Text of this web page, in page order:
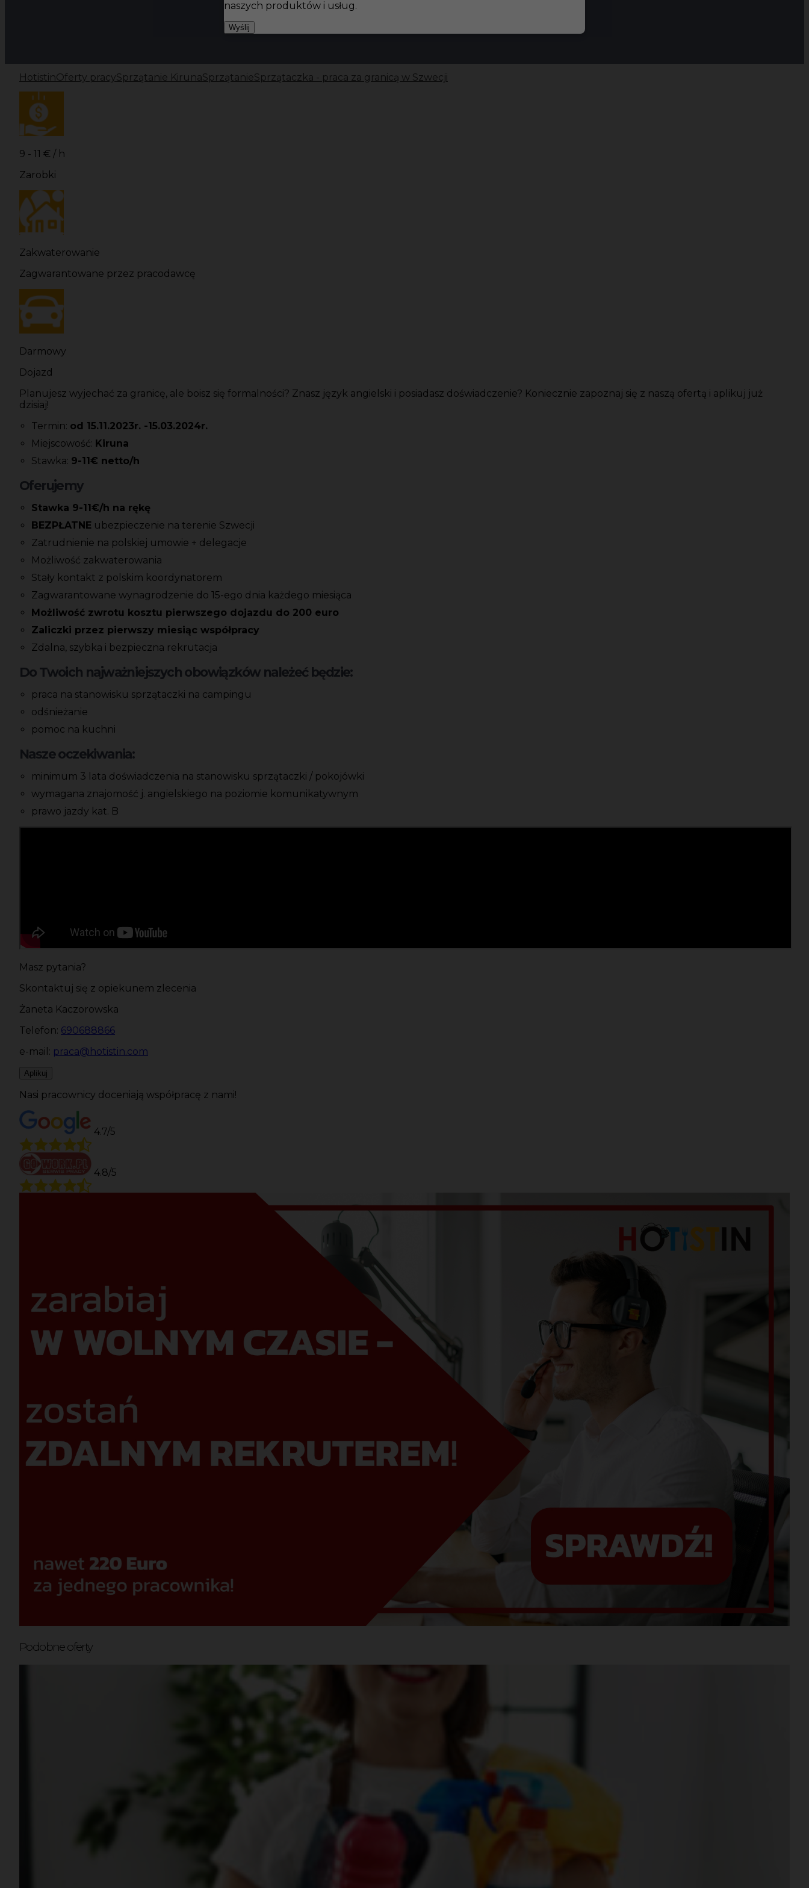
HotistinOferty pracySprzątanie KirunaSprzątanieSprzątaczka - praca za granicą w Szwecji
9 - 11 € / h
Zarobki
Zakwaterowanie
Zagwarantowane przez pracodawcę
Darmowy
Dojazd
Planujesz wyjechać za granicę, ale boisz się formalności? Znasz język angielski i posiadasz doświadczenie? Koniecznie zapoznaj się z naszą ofertą i aplikuj już
dzisiaj!
Termin: od 15.11.2023r. -15.03.2024r.
Miejscowość: Kiruna
Stawka: 9-11€ netto/h
Oferujemy
Stawka 9-11€/h na rękę
BEZPŁATNE ubezpieczenie na terenie Szwecji
Zatrudnienie na polskiej umowie + delegacje
Możliwość zakwaterowania
Stały kontakt z polskim koordynatorem
Zagwarantowane wynagrodzenie do 15-ego dnia każdego miesiąca
Możliwość zwrotu kosztu pierwszego dojazdu do 200 euro
Zaliczki przez pierwszy miesiąc współpracy
Zdalna, szybka i bezpieczna rekrutacja
Do Twoich najważniejszych obowiązków należeć będzie:
praca na stanowisku sprzątaczki na campingu
odśnieżanie
pomoc na kuchni
Nasze oczekiwania:
minimum 3 lata doświadczenia na stanowisku sprzątaczki / pokojówki
wymagana znajomość j. angielskiego na poziomie komunikatywnym
prawo jazdy kat. B
Masz pytania?
Skontaktuj się z opiekunem zlecenia
Żaneta Kaczorowska
Telefon: 690688866
e-mail: praca@hotistin.com
Aplikuj
Nasi pracownicy doceniają współpracę z nami!
4.7/5
4.8/5
Podobne oferty
naszych produktów i usług.
Wyślij